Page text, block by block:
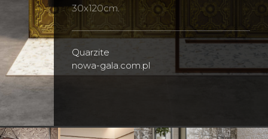
30x120cm.
Quarzite
nowa-gala.com.pl